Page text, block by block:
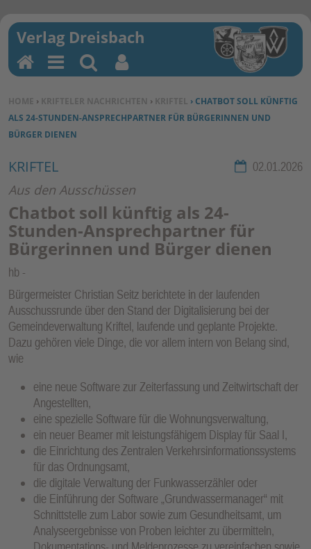
SIE BEFINDEN SICH HIER:
HOME › KRIFTELER NACHRICHTEN › KRIFTEL › CHATBOT SOLL KÜNFTIG
ALS 24-STUNDEN-ANSPRECHPARTNER FÜR BÜRGERINNEN UND
BÜRGER DIENEN
Rubrik:
KRIFTEL 02.01.2026
Aus den Ausschüssen
Chatbot soll künftig als 24-
Stunden-Ansprechpartner für
Bürgerinnen und Bürger dienen
hb
Bürgermeister Christian Seitz berichtete in der laufenden
Ausschussrunde über den Stand der Digitalisierung bei der
Gemeindeverwaltung Kriftel, laufende und geplante Projekte.
Dazu gehören viele Dinge, die vor allem intern von Belang sind,
wie
eine neue Software zur Zeiterfassung und Zeitwirtschaft der
Angestellten,
eine spezielle Software für die Wohnungsverwaltung,
ein neuer Beamer mit leistungsfähigem Display für Saal I,
die Einrichtung des Zentralen Verkehrsinformationssystems
für das Ordnungsamt,
die digitale Verwaltung der Funkwasserzähler oder
die Einführung der Software „Grundwassermanager“ mit
Schnittstelle zum Labor sowie zum Gesundheitsamt, um
Analyseergebnisse von Proben leichter zu übermitteln,
H
o
m
e
M
en
u
Su
ch
en
Be
nu
tz
on
en